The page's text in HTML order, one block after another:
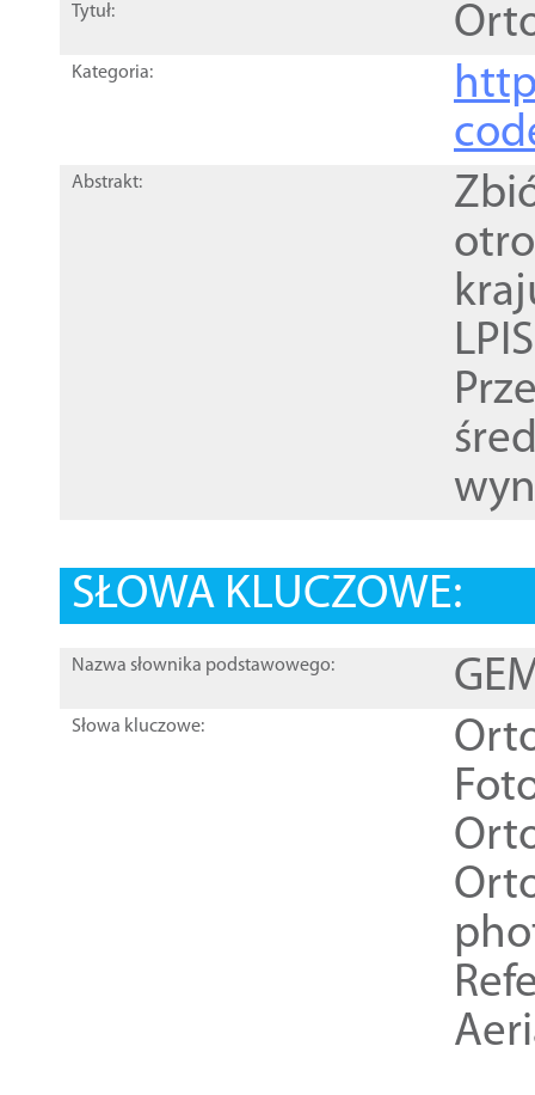
Tytuł:
Kategoria:
Abstrakt:
SŁOWA KLUCZOWE:
Nazwa słownika podstawowego:
Słowa kluczowe: